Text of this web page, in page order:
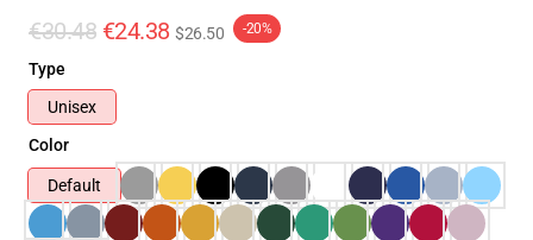
€30.48 €24.38 $26.50 -20%
Type
Unisex
Color
Default